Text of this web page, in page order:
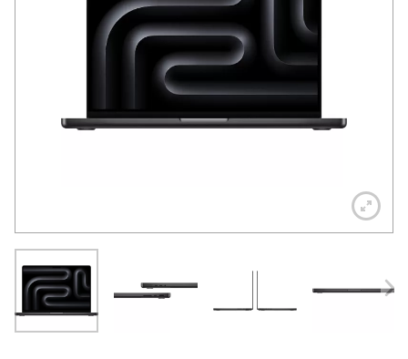
Согласен cполитикой
+7 812 318-40-14
выходных)